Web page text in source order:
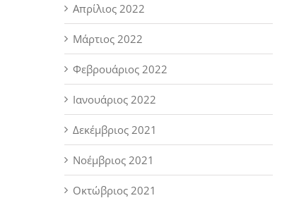
Απρίλιος 2022
Μάρτιος 2022
Φεβρουάριος 2022
Ιανουάριος 2022
Δεκέμβριος 2021
Νοέμβριος 2021
Οκτώβριος 2021